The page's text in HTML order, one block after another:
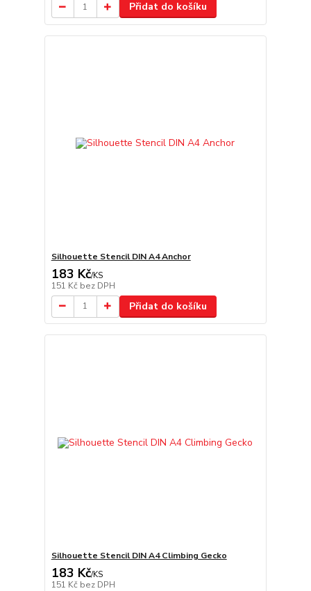
Přidat do košíku
Silhouette Stencil DIN A4 Anchor
183 Kč/KS
151 Kč bez DPH
Přidat do košíku
Silhouette Stencil DIN A4 Climbing Gecko
183 Kč/KS
151 Kč bez DPH